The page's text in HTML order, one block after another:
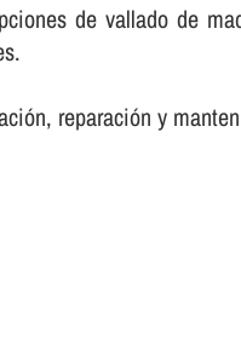
de vallado de
reparación y